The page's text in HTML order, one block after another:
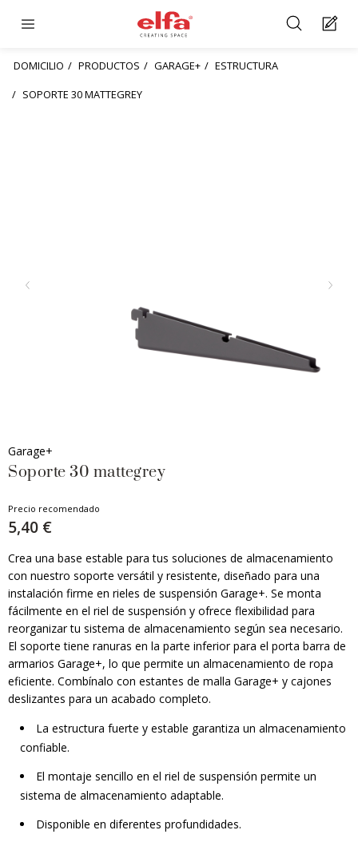
DOMICILIO PRODUCTOS GARAGE+
ESTRUCTURA
SOPORTE 30 MATTEGREY
Garage+
Soporte 30 mattegrey
Precio recomendado
5,40 €
Crea una base estable para tus soluciones de almacenamiento
con nuestro soporte versátil y resistente, diseñado para una
instalación firme en rieles de suspensión Garage+. Se monta
fácilmente en el riel de suspensión y ofrece flexibilidad para
reorganizar tu sistema de almacenamiento según sea necesario.
El soporte tiene ranuras en la parte inferior para el porta barra de
armarios Garage+, lo que permite un almacenamiento de ropa
eficiente. Combínalo con estantes de malla Garage+ y cajones
deslizantes para un acabado completo.
La estructura fuerte y estable garantiza un almacenamiento
confiable.
El montaje sencillo en el riel de suspensión permite un
sistema de almacenamiento adaptable.
Disponible en diferentes profundidades.